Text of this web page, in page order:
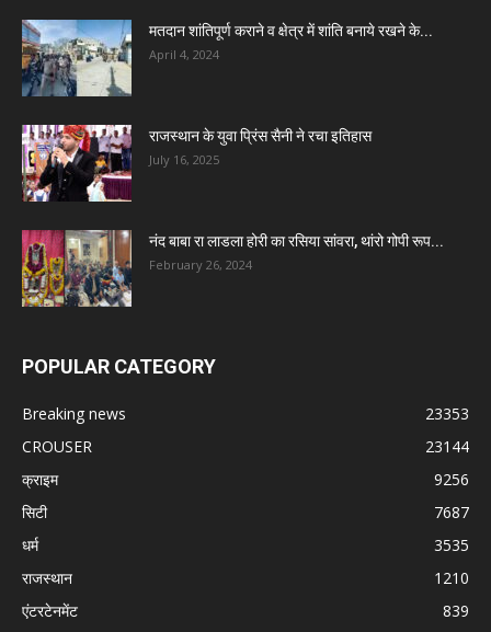
मतदान शांतिपूर्ण कराने व क्षेत्र में शांति बनाये रखने के...
April 4, 2024
राजस्थान के युवा प्रिंस सैनी ने रचा इतिहास
July 16, 2025
नंद बाबा रा लाडला होरी का रसिया सांवरा, थांरो गोपी रूप...
February 26, 2024
POPULAR CATEGORY
Breaking news
23353
CROUSER
23144
क्राइम
9256
सिटी
7687
धर्म
3535
राजस्थान
1210
एंटरटेनमेंट
839